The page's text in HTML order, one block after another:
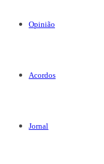
Opinião
Acordos
Jornal